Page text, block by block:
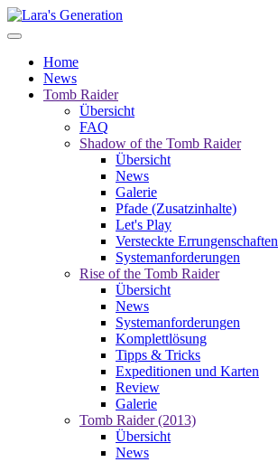
Home
News
Tomb Raider
Übersicht
FAQ
Shadow of the Tomb Raider
Übersicht
News
Galerie
Pfade (Zusatzinhalte)
Let's Play
Versteckte Errungenschaften
Systemanforderungen
Rise of the Tomb Raider
Übersicht
News
Systemanforderungen
Komplettlösung
Tipps & Tricks
Expeditionen und Karten
Review
Galerie
Tomb Raider (2013)
Übersicht
News